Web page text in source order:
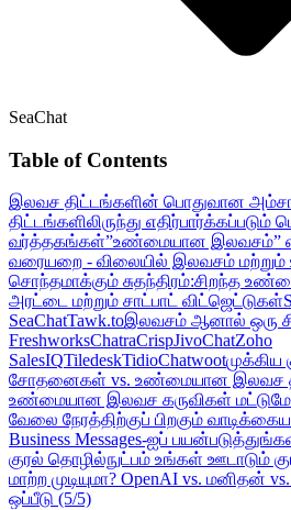
SeaChat
Table of Contents
இலவச திட்டங்களின் பொதுவான
திட்டங்களிலிருந்து எதிர்பார்க்கப்படும்
வர்த்தகங்கள்”உண்மையான இலவசம்”
வரையறை - விலையில் இலவசம்
சொந்தமாக்கும் சுதந்திரம்:சிறந்த
அரட்டை மற்றும் சாட்பாட் விட்ஜெட்டுகள்
SeaChatTawk.toஇலவசம் ஆனால் ஒரு
FreshworksChatraCrispJivoChatZoho
SalesIQTiledeskTidioChatwootமுக்கிய
சோதனைகள் vs. உண்மையான இலவச
உண்மையான இலவச கருவிகள் மட்டுமே
வேலை நேரத்திற்குப் பிறகும்
Business Messages-ஐப்
குரல் தொழில்நுட்பம் உங்கள் ஊடாடும்
மாற்ற முடியுமா? OpenAI vs. மனிதன்
ஒப்பீடு (5/5)